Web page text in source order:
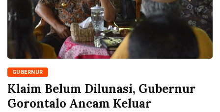
GUBERNUR
Klaim Belum Dilunasi, Gubernur
Gorontalo Ancam Keluar